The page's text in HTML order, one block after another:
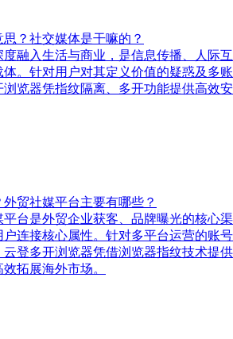
？社交媒体是干嘛的？
融入生活与商业，是信息传播、人际互
。针对用户对其定义价值的疑惑及多账
览器凭指纹隔离、多开功能提供高效安
贸社媒平台主要有哪些？
台是外贸企业获客、品牌曝光的核心渠
连接核心属性。针对多平台运营的账号
登多开浏览器凭借浏览器指纹技术提供
拓展海外市场。